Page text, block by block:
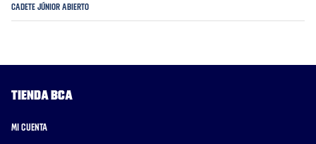
Cadete júnior abierto
Tienda BCA
Mi cuenta